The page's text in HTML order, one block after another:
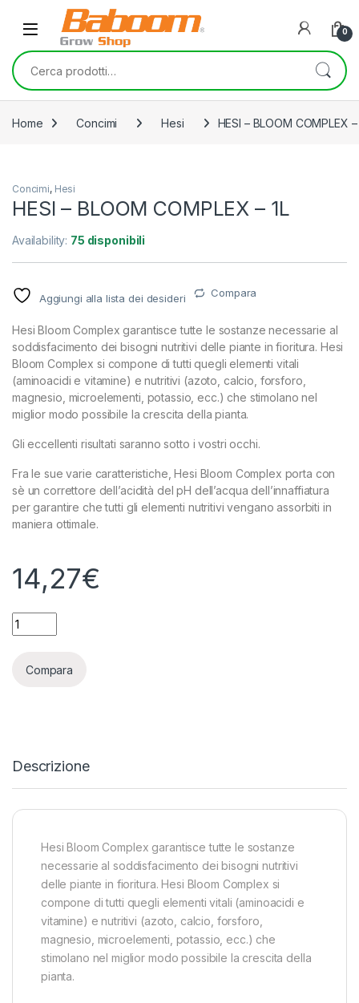
Skip to navigation
Skip to content
0
Cerca:
Home Concimi Hesi HESI – BLOOM COMPLEX –
Concimi, Hesi
HESI – BLOOM COMPLEX – 1L
Availability: 75 disponibili
Aggiungi alla lista dei desideri Compara
Hesi Bloom Complex garantisce tutte le sostanze necessarie al
soddisfacimento dei bisogni nutritivi delle piante in fioritura. Hesi
Bloom Complex si compone di tutti quegli elementi vitali
(aminoacidi e vitamine) e nutritivi (azoto, calcio, forsforo,
magnesio, microelementi, potassio, ecc.) che stimolano nel
miglior modo possibile la crescita della pianta.
Gli eccellenti risultati saranno sotto i vostri occhi.
Fra le sue varie caratteristiche, Hesi Bloom Complex porta con
sè un correttore dell’acidità del pH dell’acqua dell’innaffiatura
per garantire che tutti gli elementi nutritivi vengano assorbiti in
maniera ottimale.
14,27€
HESI - BLOOM COMPLEX - 1L quantity
Compara
Descrizione
Hesi Bloom Complex garantisce tutte le sostanze
necessarie al soddisfacimento dei bisogni nutritivi
delle piante in fioritura. Hesi Bloom Complex si
compone di tutti quegli elementi vitali (aminoacidi e
vitamine) e nutritivi (azoto, calcio, forsforo,
magnesio, microelementi, potassio, ecc.) che
stimolano nel miglior modo possibile la crescita della
pianta.